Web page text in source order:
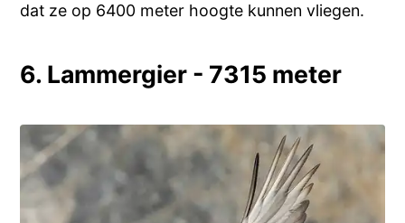
dat ze op 6400 meter hoogte kunnen vliegen.
6. Lammergier - 7315 meter